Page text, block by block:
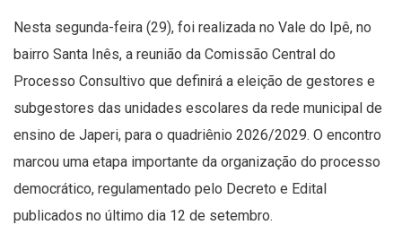
Nesta segunda-feira (29), foi realizada no Vale do Ipê, no
bairro Santa Inês, a reunião da Comissão Central do
Processo Consultivo que definirá a eleição de gestores e
subgestores das unidades escolares da rede municipal de
ensino de Japeri, para o quadriênio 2026/2029. O encontro
marcou uma etapa importante da organização do processo
democrático, regulamentado pelo Decreto e Edital
publicados no último dia 12 de setembro.